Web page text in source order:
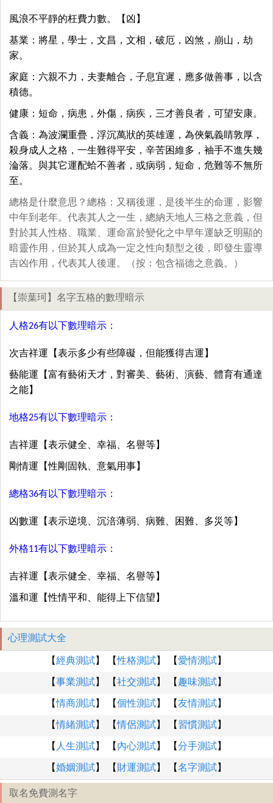
風浪不平靜的枉費力數。【凶】
基業：將星，學士，文昌，文相，破厄，凶煞，崩山，劫
家。
家庭：六親不力，夫妻離合，子息宜遲，應多做善事，以含
積德。
健康：短命，病患，外傷，病疾，三才善良者，可望安康。
含義：為波瀾重疊，浮沉萬狀的英雄運，為俠氣義睛敦厚，
殺身成人之格，一生難得平安，辛苦困維多，袖手不進失幾
淪落。與其它運配蛤不善者，或病弱，短命，危難等不無所
至。
總格是什麼意思？總格：又稱後運，是後半生的命運，影響
中年到老年。代表其人之一生，總納天地人三格之意義，但
對於其人性格、職業、運命富於變化之中早年運缺乏明顯的
暗靈作用，但於其人成為一定之性向類型之後，即發生靈導
吉凶作用，代表其人後運。（按：包含福德之意義。）
【崇葉珂】名字五格的數理暗示
人格26有以下數理暗示：
次吉祥運【表示多少有些障礙，但能獲得吉運】
藝能運【富有藝術天才，對審美、藝術、演藝、體育有通達
之能】
地格25有以下數理暗示：
吉祥運【表示健全、幸福、名譽等】
剛情運【性剛固執、意氣用事】
總格36有以下數理暗示：
凶數運【表示逆境、沉涪薄弱、病難、困難、多災等】
外格11有以下數理暗示：
吉祥運【表示健全、幸福、名譽等】
溫和運【性情平和、能得上下信望】
心理測試大全
【經典測試】 【性格測試】 【愛情測試】
【事業測試】 【社交測試】 【 趣味測試】
【情商測試】 【個性測試】 【友情測試】
【情緒測試】 【情侶測試】 【 習慣測試】
【 人生測試】 【 內心測試】 【分手測試】
【婚姻測試】 【 財運測試】 【名字測試】
取名免費測名字